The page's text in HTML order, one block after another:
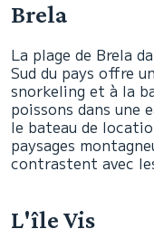
Brela
La plage de Brela
Sud du pays offre
snorkeling et à la
poissons dans une
le bateau de
paysages
contrastent avec
L'île Vis